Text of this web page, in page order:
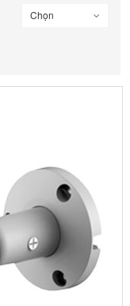
Chọn